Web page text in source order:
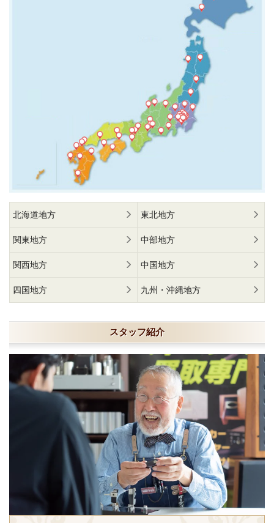
北海道地方 東北地方
関東地方 中部地方
関西地方 中国地方
四国地方 九州・沖縄地方
スタッフ紹介